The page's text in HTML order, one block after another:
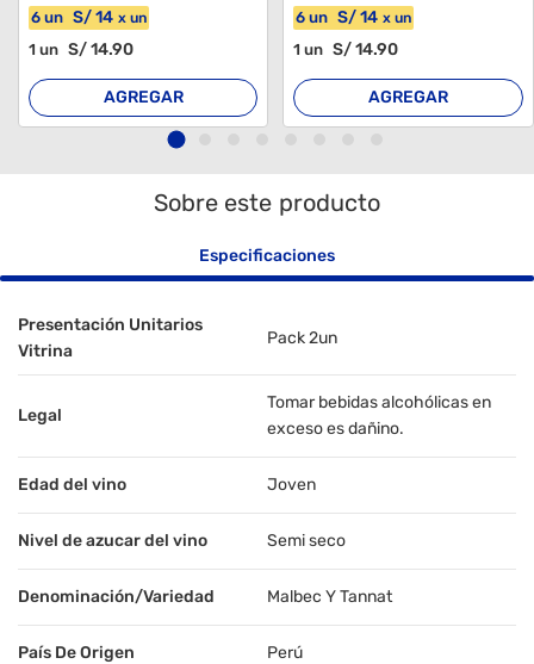
6 un S/14 x un
1 un S/14.90
AGREGAR
6 un S/14 xun
1un S/14.90
AGREGAR
Sobre este producto
Especificaciones
Presentación Unitarios
Vitrina
Pack 2un
Legal
Tomar bebidas alcohólicas en
exceso es dañino.
Edad del vino Joven
Nivel de azucar del vino Semi seco
Denominación/Variedad Malbec Y Tannat
País De Origen Perú